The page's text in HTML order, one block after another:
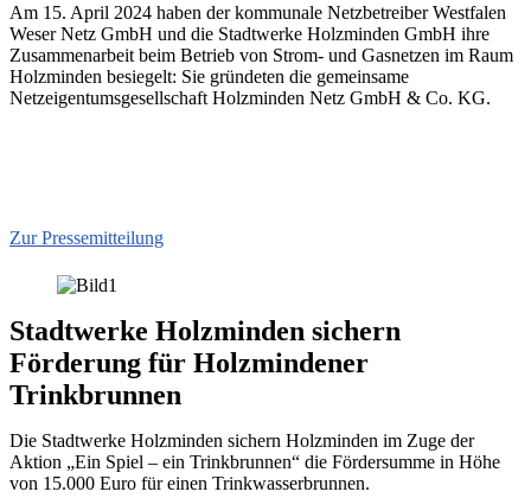
Am 15. April 2024 haben der kommunale Netzbetreiber Westfalen
Weser Netz GmbH und die Stadtwerke Holzminden GmbH ihre
Zusammenarbeit beim Betrieb von Strom- und Gasnetzen im Raum
Holzminden besiegelt: Sie gründeten die gemeinsame
Netzeigentumsgesellschaft Holzminden Netz GmbH & Co. KG.
Zur Pressemitteilung
Stadtwerke Holzminden sichern
Förderung für Holzmindener
Trinkbrunnen
Die Stadtwerke Holzminden sichern Holzminden im Zuge der
Aktion „Ein Spiel – ein Trinkbrunnen“ die Fördersumme in Höhe
von 15.000 Euro für einen Trinkwasserbrunnen.